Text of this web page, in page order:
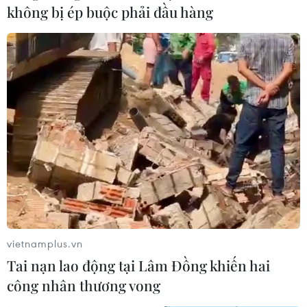
ngờ”: Điểm tựa nội lực và áp lực
phân hóa
01/08/2026 04:32
Phố Wall tăng điểm nhờ nhóm công
nghệ, bất chấp áp lực từ lãi suất
01/08/2026 03:28
Chứng khoán bứt tốc cuối phiên, chỉ
số VN-Index tăng gần 40 điểm
30/07/2026 08:47
Hoa Kỳ áp thuế bổ sung: Thị trường
không bị ép buộc phải đầu hàng
vietnamplus.vn
Tai nạn lao động tại Lâm Đồng khiến hai
công nhân thương vong